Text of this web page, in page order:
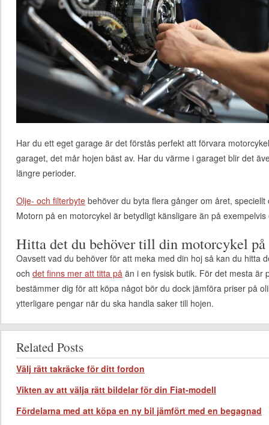
Har du ett eget garage är det förstås perfekt att förvara
garaget, det mår hojen bäst av. Har du värme i garaget blir det
längre perioder.
Olje- och filterbyte behöver du byta flera gånger om året,
Motorn på en motorcykel är betydligt känsligare än på exempelvis
Hitta det du behöver till din motorcykel på
Oavsett vad du behöver för att meka med din hoj så kan du hitta
och det finns mer att titta på än i en fysisk butik. För det mesta är
bestämmer dig för att köpa något bör du dock jämföra priser på
ytterligare pengar när du ska handla saker till hojen.
Related Posts
Välj rätt takräcke för ditt fordon
Vikten av att välja rätt bildelar för din Fiat-modell
Fördelarna med att köpa en ny bil jämfört med en begagnad